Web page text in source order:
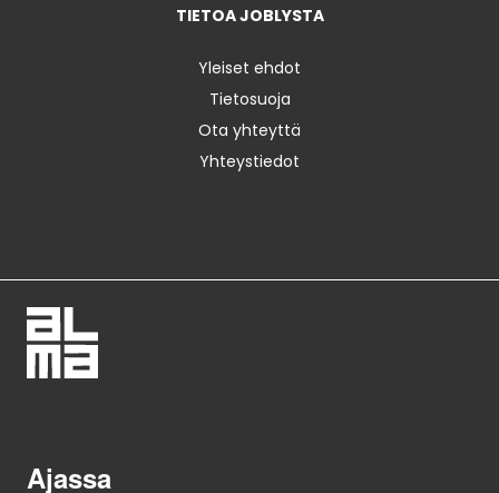
TIETOA JOBLYSTA
Yleiset ehdot
Tietosuoja
Ota yhteyttä
Yhteystiedot